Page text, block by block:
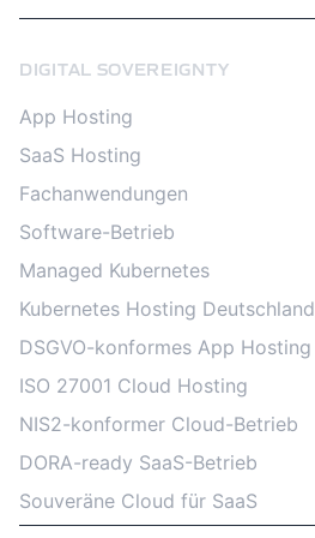
DIGITAL SOVEREIGNTY
App Hosting
SaaS Hosting
Fachanwendungen
Software-Betrieb
Managed Kubernetes
Kubernetes Hosting Deutschland
DSGVO-konformes App Hosting
ISO 27001 Cloud Hosting
NIS2-konformer Cloud-Betrieb
DORA-ready SaaS-Betrieb
Souveräne Cloud für SaaS